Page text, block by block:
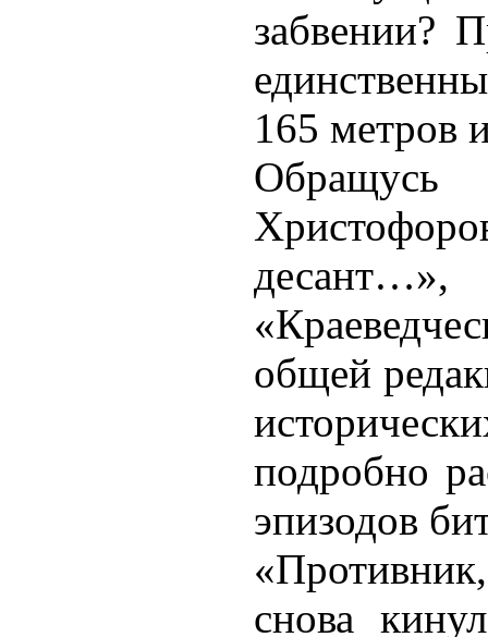
забвении?
165 метров
десант…»,
общей
подробно
эпизодов
снова